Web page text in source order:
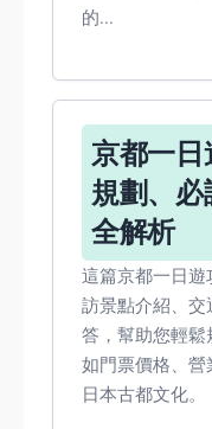
的...
京都一
規劃、
全解析
這篇京都一日
訪景點介紹、
答，幫助您輕
如門票價格、
日本古都文化。